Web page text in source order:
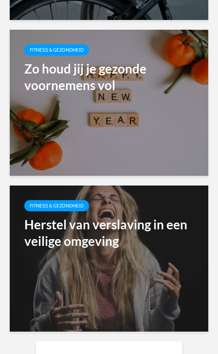
FITNESS & GEZONDHEID
Zo houd jij je gezonde
voornemens vol
FITNESS & GEZONDHEID
Herstel van verslaving in een
veilige omgeving